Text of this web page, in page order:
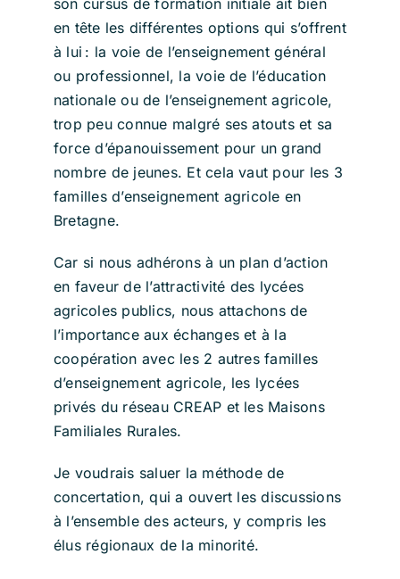
son cursus de formation initiale ait bien
en tête les différentes options qui s’offrent
à lui : la voie de l’enseignement général
ou professionnel, la voie de l’éducation
nationale ou de l’enseignement agricole,
trop peu connue malgré ses atouts et sa
force d’épanouissement pour un grand
nombre de jeunes. Et cela vaut pour les 3
familles d’enseignement agricole en
Bretagne.
Car si nous adhérons à un plan d’action
en faveur de l’attractivité des lycées
agricoles publics, nous attachons de
l’importance aux échanges et à la
coopération avec les 2 autres familles
d’enseignement agricole, les lycées
privés du réseau CREAP et les Maisons
Familiales Rurales.
Je voudrais saluer la méthode de
concertation, qui a ouvert les discussions
à l’ensemble des acteurs, y compris les
élus régionaux de la minorité.